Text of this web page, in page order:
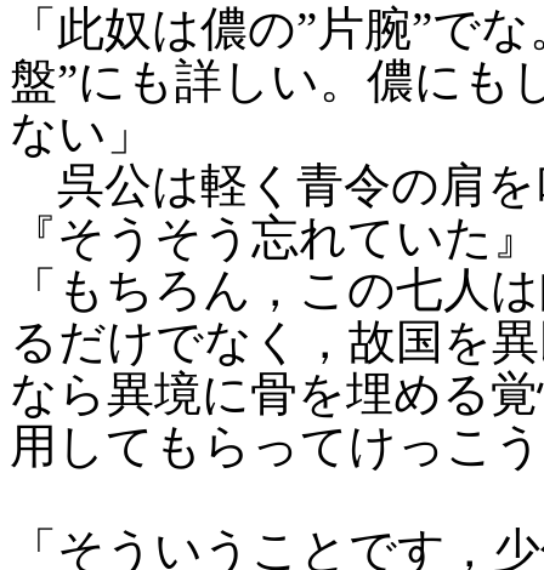
「此奴は儂の”片腕”で
盤”にも詳しい。儂にも
ない」
呉公は軽く青令の肩
『そうそう忘れていた
「もちろん，この七人
るだけでなく，故国を
なら異境に骨を埋める
用してもらってけっこ
「そういうことです，